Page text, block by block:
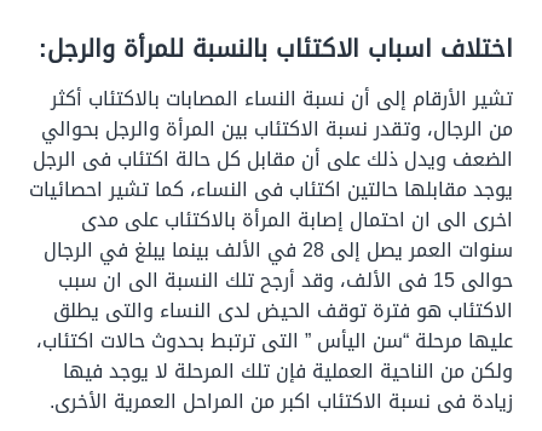
اختلاف اسباب الاكتئاب بالنسبة للمرأة والرجل:
تشير الأرقام إلى أن نسبة النساء المصابات بالاكتئاب أكثر
من الرجال، وتقدر نسبة الاكتئاب بين المرأة والرجل بحوالي
الضعف ويدل ذلك على أن مقابل كل حالة اكتئاب فى الرجل
يوجد مقابلها حالتين اكتئاب فى النساء، كما تشير احصائيات
اخرى الى ان احتمال إصابة المرأة بالاكتئاب على مدى
سنوات العمر يصل إلى 28 في الألف بينما يبلغ في الرجال
حوالى 15 فى الألف، وقد أرجح تلك النسبة الى ان سبب
الاكتئاب هو فترة توقف الحيض لدى النساء والتى يطلق
عليها مرحلة “سن اليأس ” التى ترتبط بحدوث حالات اكتئاب،
ولكن من الناحية العملية فإن تلك المرحلة لا يوجد فيها
زيادة فى نسبة الاكتئاب اكبر من المراحل العمرية الأخرى.